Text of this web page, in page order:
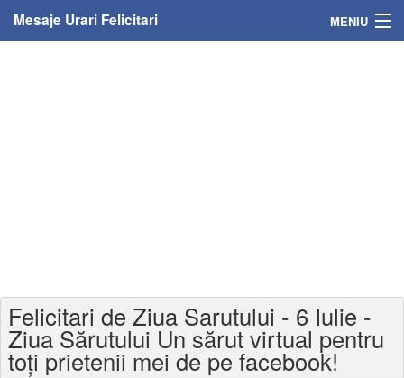
Mesaje Urari Felicitari MENIU
Felicitari varsta
Felicitari zilele anului
Felicitari de Ziua Sarutului - 6 Iulie -
Ziua Sărutului Un sărut virtual pentru
toți prietenii mei de pe facebook!